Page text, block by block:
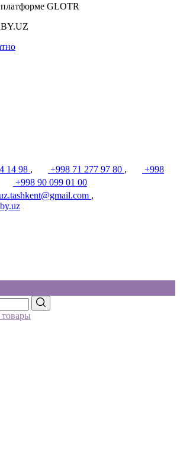
GLOTR
14 98 , +998 71 277 97 80 ,
+998
+998 90 099 01 00
,